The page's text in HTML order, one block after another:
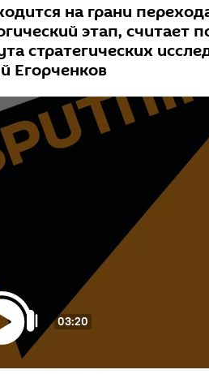
на грани
этап, считает
стратегических
Егорченков
03:20